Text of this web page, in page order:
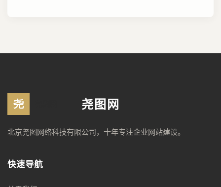
尧图网
北京尧图网络科技有限公司，十年专注企业网站建设。
快速导航